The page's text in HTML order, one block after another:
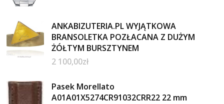
ANKABIZUTERIA.PL WYJĄTKOWA
BRANSOLETKA POZŁACANA Z DUŻYM
ŻÓŁTYM BURSZTYNEM
2 100,00zł
Pasek Morellato
A01A01X5274CR91032CRR22 22 mm